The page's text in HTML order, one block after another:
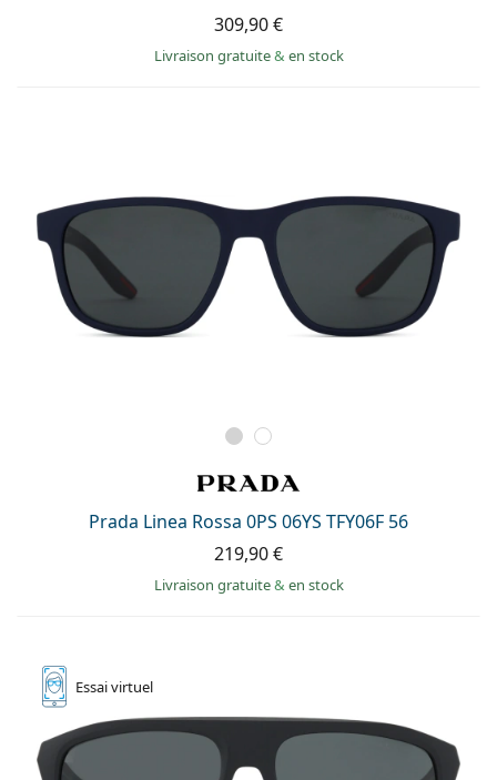
309,90 €
Livraison gratuite& en stock
Prada Linea Rossa 0PS 06YS TFY06F 56
219,90 €
Livraison gratuite& en stock
Essaivirtuel